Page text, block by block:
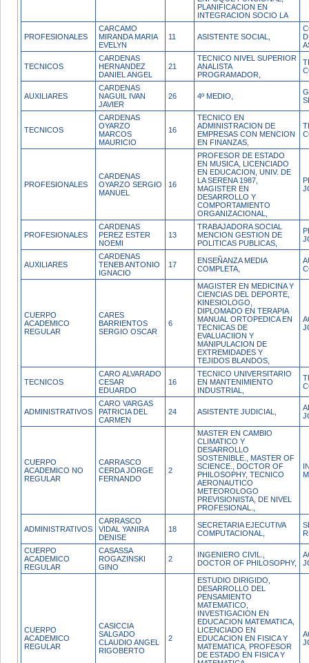
PLANIFICACION EN
INTEGRACION SOCIO LA
PROFESIONALES
CARCAMO
MIRANDA MARIA
EVELYN
11 ASISTENTE SOCIAL,
TECNICOS
CARDENAS
HERNANDEZ
DANIEL ANGEL
21
TECNICO NIVEL SUPERIOR
ANALISTA
PROGRAMADOR,
AUXILIARES
CARDENAS
NAGUIL IVAN
JAVIER
26 4º MEDIO,
TECNICOS
CARDENAS
OYARZO
MARCOS
MAURICIO
16
TECNICO EN
ADMINISTRACION DE
EMPRESAS CON MENCION
EN FINANZAS,
PROFESIONALES
CARDENAS
OYARZO SERGIO
MANUEL
16
PROFESOR DE ESTADO
EN MUSICA, LICENCIADO
EN EDUCACION, UNIV. DE
LA SERENA 1987,
MAGISTER EN
DESARROLLO Y
COMPORTAMIENTO
ORGANIZACIONAL,
PROFESIONALES
CARDENAS
PEREZ ESTER
NOEMI
13
TRABAJADORA SOCIAL
MENCION GESTION DE
POLITICAS PUBLICAS,
AUXILIARES
CARDENAS
TENEB ANTONIO
IGNACIO
17
ENSEÑANZA MEDIA
COMPLETA,
CUERPO
ACADEMICO
REGULAR
CARES
BARRIENTOS
SERGIO OSCAR
6
MAGISTER EN MEDICINA Y
CIENCIAS DEL DEPORTE,
KINESIOLOGO,
DIPLOMADO EN TERAPIA
MANUAL ORTOPEDICA EN
TECNICAS DE
EVALUACIION Y
MANIPULACION DE
EXTREMIDADES Y
TEJIDOS BLANDOS,
TECNICOS
CARO ALVARADO
CESAR
EDUARDO
16
TECNICO UNIVERSITARIO
EN MANTENIMIENTO
INDUSTRIAL,
ADMINISTRATIVOS
CARO VARGAS
PATRICIA DEL
CARMEN
24 ASISTENTE JUDICIAL,
CUERPO
ACADEMICO NO
REGULAR
CARRASCO
CERDA JORGE
FERNANDO
2
MASTER EN CAMBIO
CLIMATICO Y
DESARROLLO
SOSTENIBLE., MASTER OF
SCIENCE., DOCTOR OF
PHILOSOPHY, TECNICO
AERONAUTICO
METEOROLOGO
PREVISIONISTA, DE NIVEL
PROFESIONAL.,
ADMINISTRATIVOS
CARRASCO
VIDAL YANIRA
DENISE
18
SECRETARIA EJECUTIVA
COMPUTACIONAL,
CUERPO
ACADEMICO
REGULAR
CASASSA
ROGAZINSKI
GINO
2
INGENIERO CIVIL.,
DOCTOR OF PHILOSOPHY,
CUERPO
ACADEMICO
REGULAR
CASICCIA
SALGADO
CLAUDIO ANGEL
RIGOBERTO
2
ESTUDIO DIRIGIDO,
DESARROLLO DEL
PENSAMIENTO
MATEMATICO,
INVESTIGACION EN
EDUCACION MATEMATICA,
LICENCIADO EN
EDUCACION EN FISICA Y
MATEMATICA, PROFESOR
DE ESTADO EN FISICA Y